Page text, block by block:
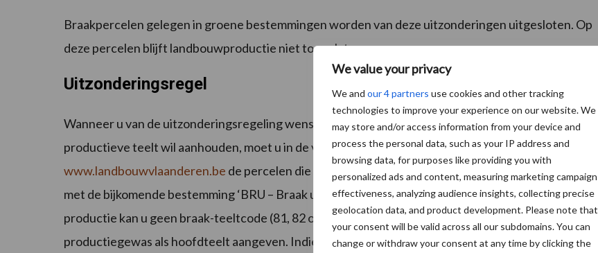
We value your privacy
We and our 4 partners use cookies and other tracking
technologies to improve your experience on our website. We
may store and/or access information from your device and
process the personal data, such as your IP address and
browsing data, for purposes like providing you with
personalized ads and content, measuring marketing campaign
effectiveness, analyzing audience insights, collecting precise
geolocation data, and product development. Please note that
your consent will be valid across all our subdomains. You can
change or withdraw your consent at any time by clicking the
Braakpercelen gelegen in groene bestemmingen worden van deze uitzonderingen uitgesloten. Op
deze percelen blijft landbouwproductie niet toegelaten.
Uitzonderingsregel
Wanneer u van de uitzonderingsregeling wenst gebruik te maken en op braakliggende percelen een
productieve teelt wil aanhouden, moet u in de verzamelaanvraag op het e-loket
www.landbouwvlaanderen.be de percelen die u hiervoor in aanmerking wil laten komen, aanduiden
met de bijkomende bestemming ‘BRU – Braak uitzondering’. Op deze braakliggende percelen met
productie kan u geen braak-teeltcode (81, 82 of 89) gebruiken maar moet u de teeltcode van het
productiegewas als hoofdteelt aangeven. Indien het perceel in een groene bestemming zou